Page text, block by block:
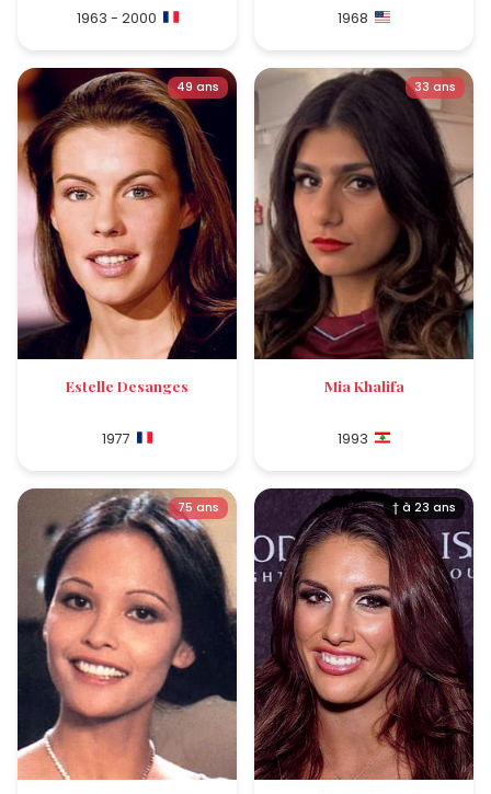
1963 - 2000 1968
49 ans
Estelle Desanges
1977
33 ans
Mia Khalifa
1993
75 ans † à 23 ans